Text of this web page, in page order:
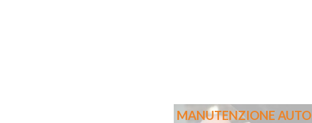
MANUTENZIONE AUTO